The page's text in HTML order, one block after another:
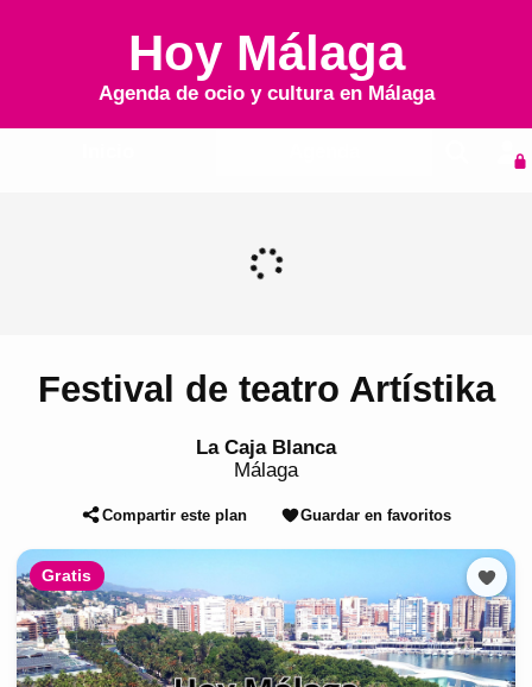
Hoy Málaga
Agenda de ocio y cultura en Málaga
Festival de teatro Artístika
La Caja Blanca
Málaga
Compartir este plan Guardar en favoritos
Gratis